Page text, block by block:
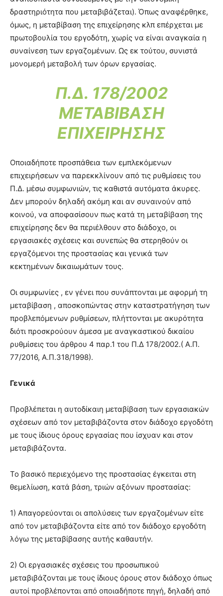
δραστηριότητα που μεταβιβάζεται). Όπως αναφέρθηκε,
όμως, η μεταβίβαση της επιχείρησης κλπ επέρχεται με
πρωτοβουλία του εργοδότη, χωρίς να είναι αναγκαία η
συναίνεση των εργαζομένων. Ως εκ τούτου, συνιστά
μονομερή μεταβολή των όρων εργασίας.
Π.Δ. 178/2002
ΜΕΤΑΒΙΒΑΣΗ
ΕΠΙΧΕΙΡΗΣΗΣ
Οποιαδήποτε προσπάθεια των εμπλεκόμενων
επιχειρήσεων να παρεκκλίνουν από τις ρυθμίσεις του
Π.Δ. μέσω συμφωνιών, τις καθιστά αυτόματα άκυρες.
Δεν μπορούν δηλαδή ακόμη και αν συναινούν από
κοινού, να αποφασίσουν πως κατά τη μεταβίβαση της
επιχείρησης δεν θα περιέλθουν στο διάδοχο, οι
εργασιακές σχέσεις και συνεπώς θα στερηθούν οι
εργαζόμενοι της προστασίας και γενικά των
κεκτημένων δικαιωμάτων τους.
Οι συμφωνίες , εν γένει που συνάπτονται με αφορμή τη
μεταβίβαση , αποσκοπώντας στην καταστρατήγηση των
προβλεπόμενων ρυθμίσεων, πλήττονται με ακυρότητα
διότι προσκρούουν άμεσα με αναγκαστικού δικαίου
ρυθμίσεις του άρθρου 4 παρ.1 του Π.Δ 178/2002.( Α.Π.
77/2016, Α.Π.318/1998).
Γενικά
Προβλέπεται η αυτοδίκαιη μεταβίβαση των εργασιακών
σχέσεων από τον μεταβιβάζοντα στον διάδοχο εργοδότη
με τους ίδιους όρους εργασίας που ίσχυαν και στον
μεταβιβάζοντα.
Το βασικό περιεχόμενο της προστασίας έγκειται στη
θεμελίωση, κατά βάση, τριών αξόνων προστασίας:
1) Απαγορεύονται οι απολύσεις των εργαζομένων είτε
από τον μεταβιβάζοντα είτε από τον διάδοχο εργοδότη
λόγω της μεταβίβασης αυτής καθαυτήν.
2) Οι εργασιακές σχέσεις του προσωπικού
μεταβιβάζονται με τους ίδιους όρους στον διάδοχο όπως
αυτοί προβλέπονται από οποιαδήποτε πηγή, δηλαδή από